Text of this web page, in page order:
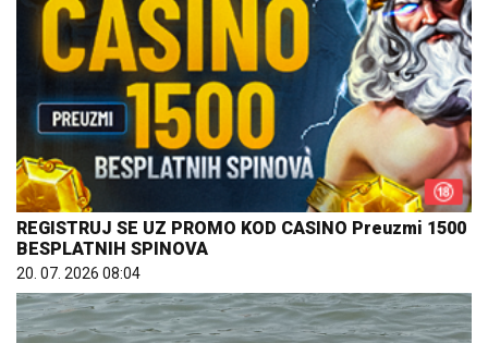
REGISTRUJ SE UZ PROMO KOD CASINO Preuzmi 1500
BESPLATNIH SPINOVA
20. 07. 2026 08:04